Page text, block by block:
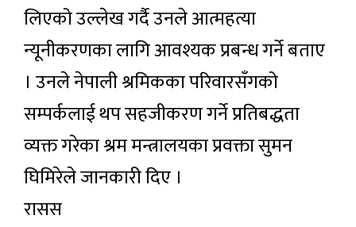
लिएको उल्लेख गर्दै उनले आत्महत्या
न्यूनीकरणका लागि आवश्यक प्रबन्ध गर्ने बताए
। उनले नेपाली श्रमिकका परिवारसँगको
सम्पर्कलाई थप सहजीकरण गर्ने प्रतिबद्धता
व्यक्त गरेका श्रम मन्त्रालयका प्रवक्ता सुमन
घिमिरेले जानकारी दिए ।
रासस